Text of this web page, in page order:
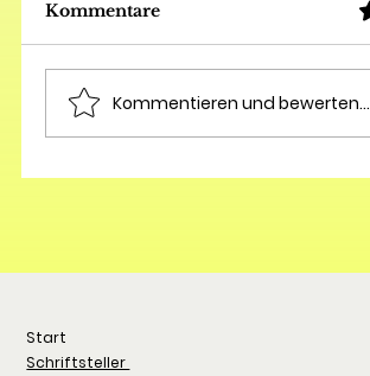
Kommentare
Kommentieren und bewerten...
Start
Schriftsteller